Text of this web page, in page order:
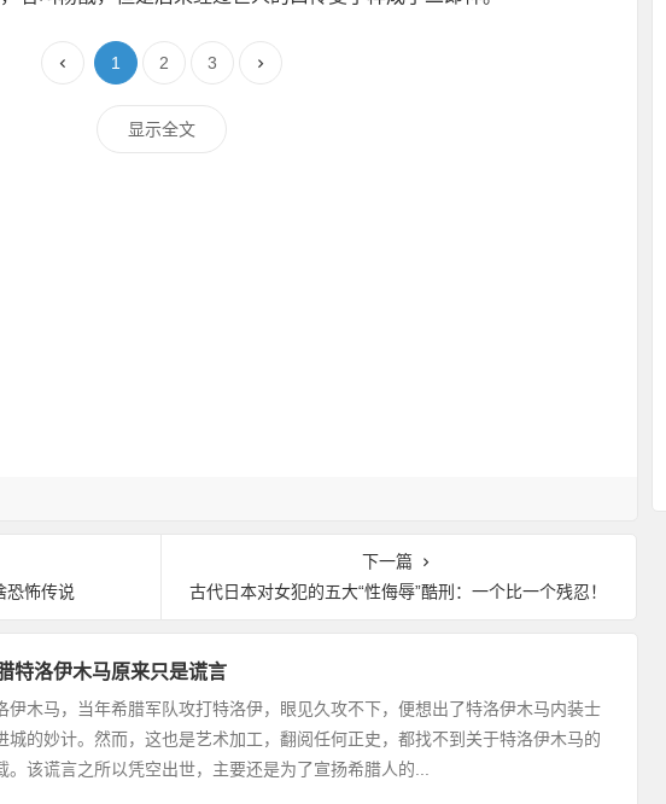
1 2 3
显示全文
恐怖传说
下一篇
古代日本对女犯的五大“性侮辱”酷刑：一个比一个残忍！
特洛伊木马原来只是谎言
伊木马，当年希腊军队攻打特洛伊，眼见久攻不下，便想出了特洛伊木马内装士
城的妙计。然而，这也是艺术加工，翻阅任何正史，都找不到关于特洛伊木马的
。该谎言之所以凭空出世，主要还是为了宣扬希腊人的...